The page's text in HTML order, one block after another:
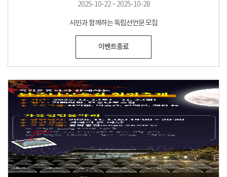
2025-10-22 ~ 2025-10-28
시민과 함께하는 독립선언문 모집
이벤트종료